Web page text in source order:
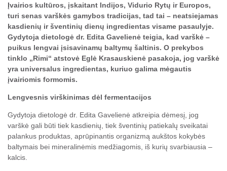
Įvairios kultūros, įskaitant Indijos, Vidurio Rytų ir Europos,
turi senas varškės gamybos tradicijas, tad tai – neatsiejamas
kasdienių ir šventinių dienų ingredientas visame pasaulyje.
Gydytoja dietologė dr. Edita Gavelienė teigia, kad varškė –
puikus lengvai įsisavinamų baltymų šaltinis. O prekybos
tinklo „Rimi“ atstovė Eglė Krasauskienė pasakoja, jog varškė
yra universalus ingredientas, kuriuo galima mėgautis
įvairiomis formomis.
Lengvesnis virškinimas dėl fermentacijos
Gydytoja dietologė dr. Edita Gavelienė atkreipia dėmesį, jog
varškė gali būti tiek kasdienių, tiek šventinių patiekalų sveikatai
palankus produktas, aprūpinantis organizmą aukštos kokybės
baltymais bei mineralinėmis medžiagomis, iš kurių svarbiausia –
kalcis.